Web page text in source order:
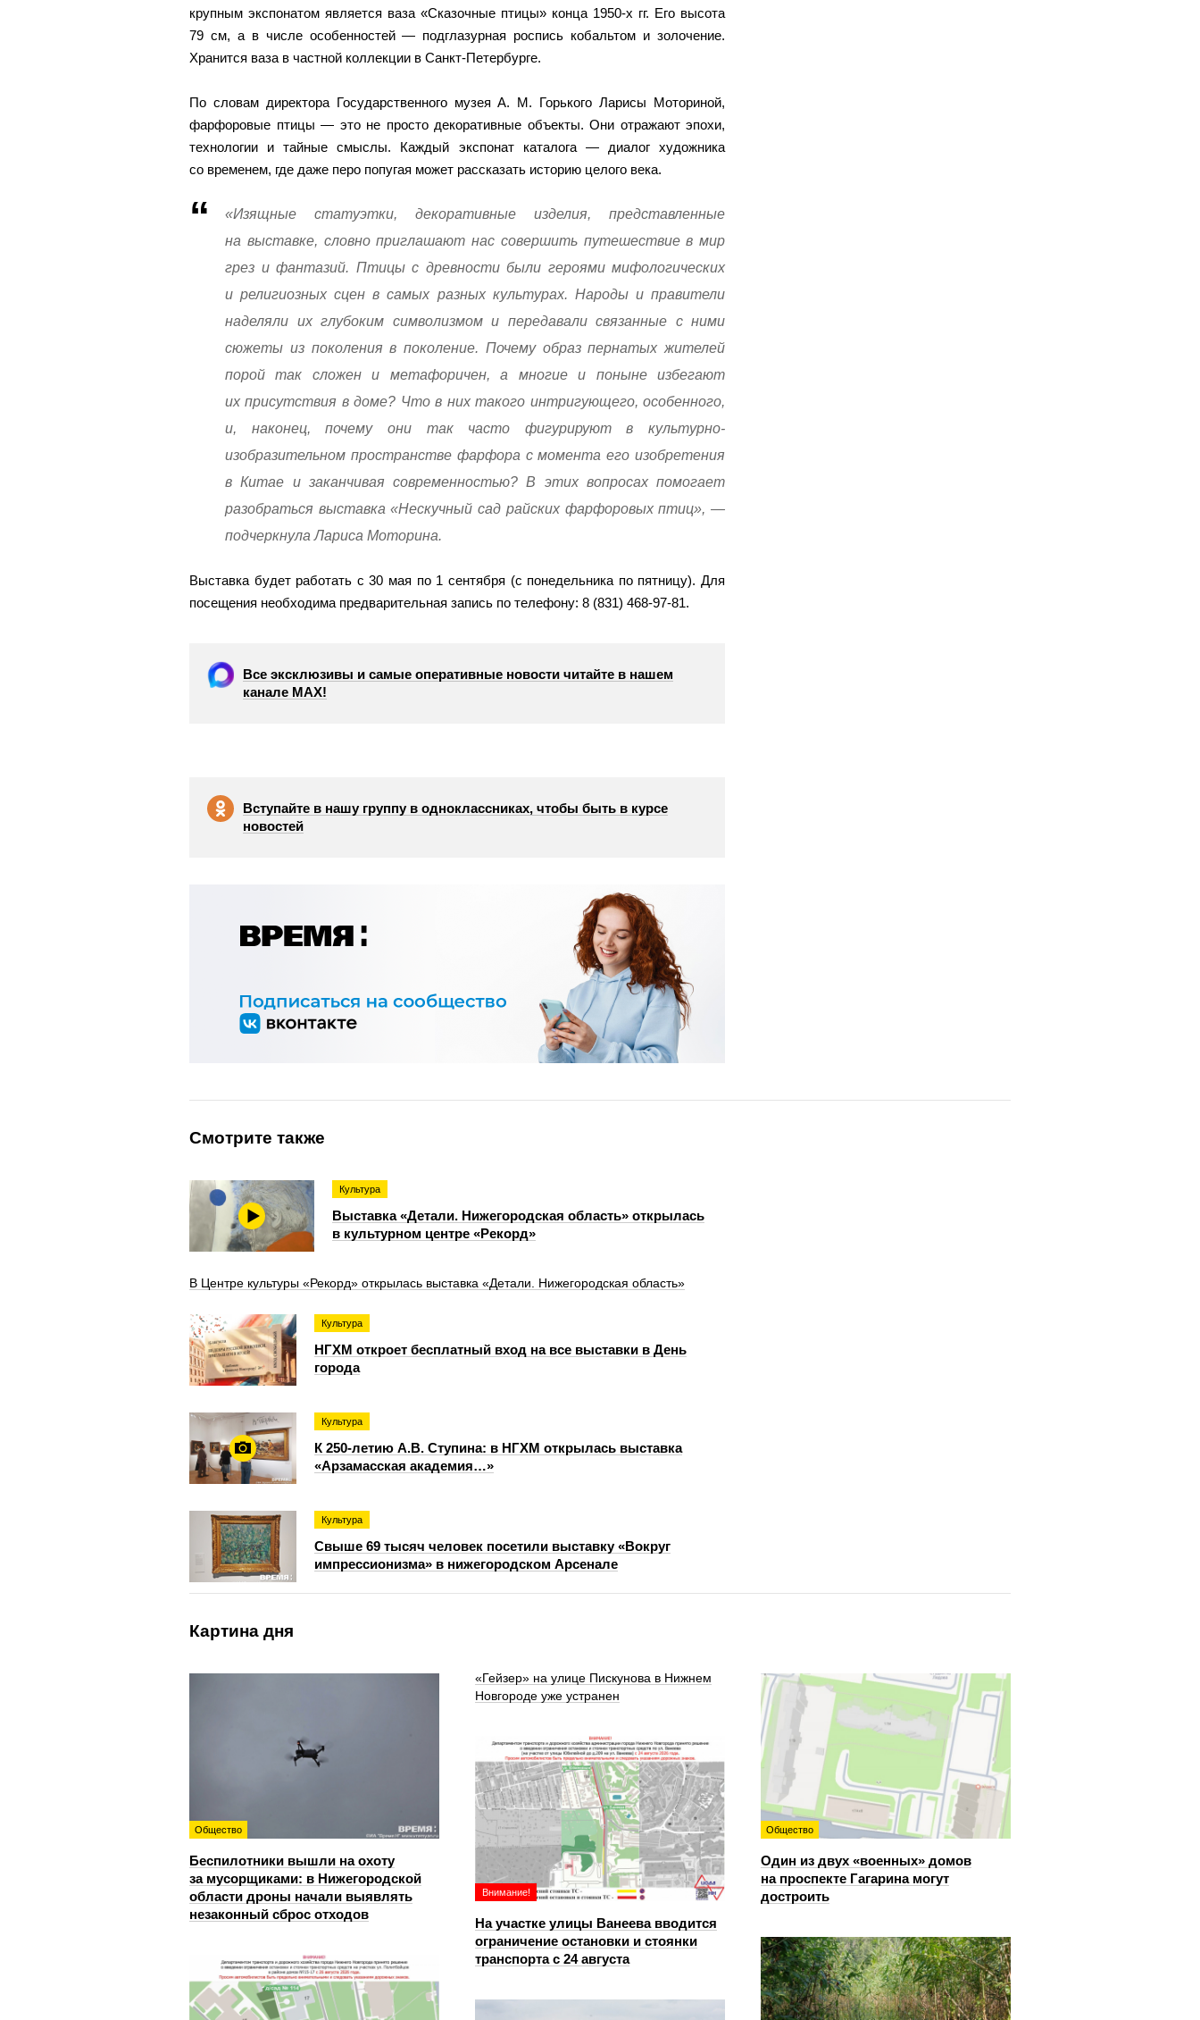
крупным экспонатом является ваза «Сказочные птицы» конца 1950-х гг. Его высота
79 см, а в числе особенностей — подглазурная роспись кобальтом и золочение.
Хранится ваза в частной коллекции в Санкт-Петербурге.
По словам директора Государственного музея А. М. Горького Ларисы Моториной,
фарфоровые птицы — это не просто декоративные объекты. Они отражают эпохи,
технологии и тайные смыслы. Каждый экспонат каталога — диалог художника
со временем, где даже перо попугая может рассказать историю целого века.
«Изящные статуэтки, декоративные изделия, представленные
на выставке, словно приглашают нас совершить путешествие в мир
грез и фантазий. Птицы с древности были героями мифологических
и религиозных сцен в самых разных культурах. Народы и правители
наделяли их глубоким символизмом и передавали связанные с ними
сюжеты из поколения в поколение. Почему образ пернатых жителей
порой так сложен и метафоричен, а многие и поныне избегают
их присутствия в доме? Что в них такого интригующего, особенного,
и, наконец, почему они так часто фигурируют в культурно-
изобразительном пространстве фарфора с момента его изобретения
в Китае и заканчивая современностью? В этих вопросах помогает
разобраться выставка «Нескучный сад райских фарфоровых птиц», —
подчеркнула Лариса Моторина.
Выставка будет работать с 30 мая по 1 сентября (с понедельника по пятницу). Для
посещения необходима предварительная запись по телефону: 8 (831) 468-97-81.
Все эксклюзивы и самые оперативные новости читайте в нашем
канале МАХ!
Вступайте в нашу группу в одноклассниках, чтобы быть в курсе
новостей
Смотрите также
Культура
Выставка «Детали. Нижегородская область» открылась
в культурном центре «Рекорд»
В Центре культуры «Рекорд» открылась выставка «Детали. Нижегородская область»
Культура
НГХМ откроет бесплатный вход на все выставки в День
города
Культура
К 250-летию А.В. Ступина: в НГХМ открылась выставка
«Арзамасская академия…»
Культура
Свыше 69 тысяч человек посетили выставку «Вокруг
импрессионизма» в нижегородском Арсенале
Картина дня
Общество
Беспилотники вышли на охоту
за мусорщиками: в Нижегородской
области дроны начали выявлять
незаконный сброс отходов
«Гейзер» на улице Пискунова в Нижнем
Новгороде уже устранен
Общество
Один из двух «военных» домов
на проспекте Гагарина могут
достроить
Внимание!
На участке улицы Ванеева вводится
ограничение остановки и стоянки
транспорта с 24 августа